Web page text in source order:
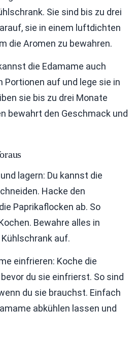
Sie sind bis zu drei
sie in einem luftdichten
die Aromen zu bewahren.
die Edamame auch
Portionen auf und lege sie in
sie bis zu drei Monate
bewahrt den Geschmack und
lagern: Du kannst die
Hacke den
Paprikaflocken ab. So
Bewahre alles in
auf.
einfrieren: Koche die
du sie einfrierst. So sind
du sie brauchst. Einfach
abkühlen lassen und